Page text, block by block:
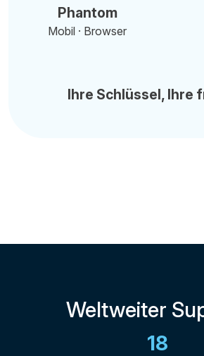
Phantom
Mobil · Browser
Ihre Schlüssel, Ihre
Weltweiter
18